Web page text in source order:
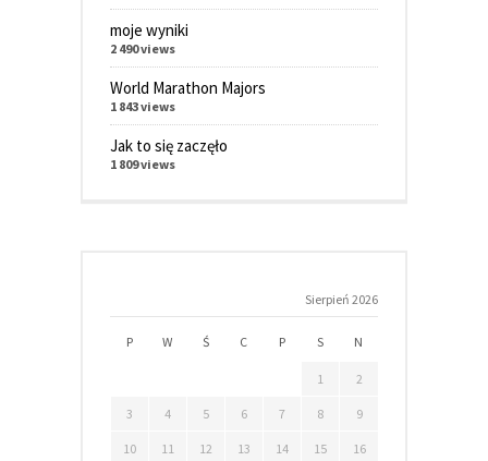
moje wyniki
2 490 views
World Marathon Majors
1 843 views
Jak to się zaczęło
1 809 views
Sierpień 2026
P W Ś C P S N
1 2
3 4 5 6 7 8 9
10 11 12 13 14 15 16